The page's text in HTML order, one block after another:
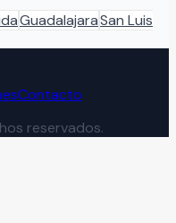
GuadalajaraSan Luis
Contacto
reservados.